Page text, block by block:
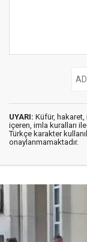
UYARI: Küfür, hakaret,
içeren, imla kuralları ile
Türkçe karakter
onaylanmamaktadır.